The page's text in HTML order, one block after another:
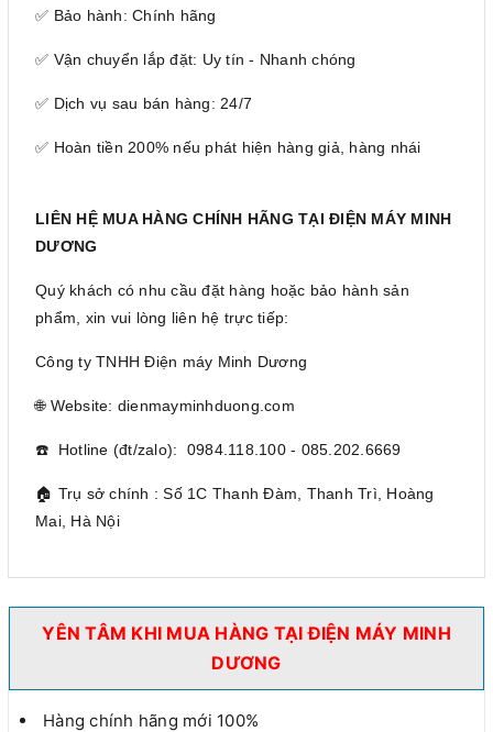
✅ Bảo hành: Chính hãng
✅ Vận chuyển lắp đặt: Uy tín - Nhanh chóng
✅ Dịch vụ sau bán hàng: 24/7
✅ Hoàn tiền 200% nếu phát hiện hàng giả, hàng nhái
LIÊN HỆ MUA HÀNG CHÍNH HÃNG TẠI ĐIỆN MÁY MINH
DƯƠNG
Quý khách có nhu cầu đặt hàng hoặc bảo hành sản
phẩm, xin vui lòng liên hệ trực tiếp:
Công ty TNHH Điện máy Minh Dương
🌐 Website: dienmayminhduong.com
☎️ Hotline (đt/zalo): 0984.118.100 - 085.202.6669
🏠 Trụ sở chính : Số 1C Thanh Đàm, Thanh Trì, Hoàng
Mai, Hà Nội
YÊN TÂM KHI MUA HÀNG TẠI ĐIỆN MÁY MINH
DƯƠNG
Hàng chính hãng mới 100%